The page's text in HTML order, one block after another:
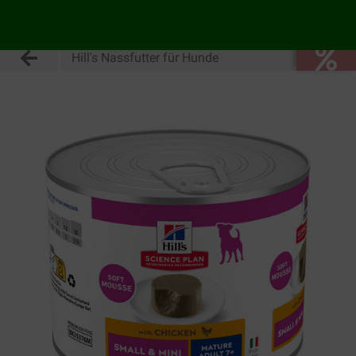
Hill's Nassfutter für Hunde